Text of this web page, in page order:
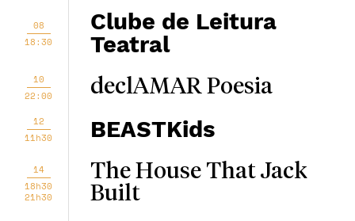
08
18:30
Clube de Leitura
Teatral
10
22:00
declAMAR Poesia
12
11h30
BEASTKids
14
18h30
21h30
The House That Jack
Built